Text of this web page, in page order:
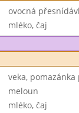
ovocná
mléko, čaj
veka, pomazánka
meloun
mléko, čaj